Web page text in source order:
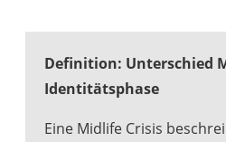
Definition: Unterschied
Identitätsphase
Eine Midlife Crisis